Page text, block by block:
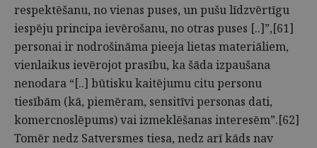
respektēšanu, no vienas puses, un pušu līdzvērtīgu
iespēju principa ievērošanu, no otras puses [..]”,[61]
personai ir nodrošināma pieeja lietas materiāliem,
vienlaikus ievērojot prasību, ka šāda izpaušana
nenodara “[..] būtisku kaitējumu citu personu
tiesībām (kā, piemēram, sensitīvi personas dati,
komercnoslēpums) vai izmeklēšanas interesēm”.[62]
Tomēr nedz Satversmes tiesa, nedz arī kāds nav